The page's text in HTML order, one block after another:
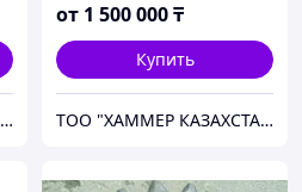
ТОО "Курылыс техника" Алматы
от 1 500 000₸
Купить
ТОО "ХАММЕР КАЗАХСТАН"